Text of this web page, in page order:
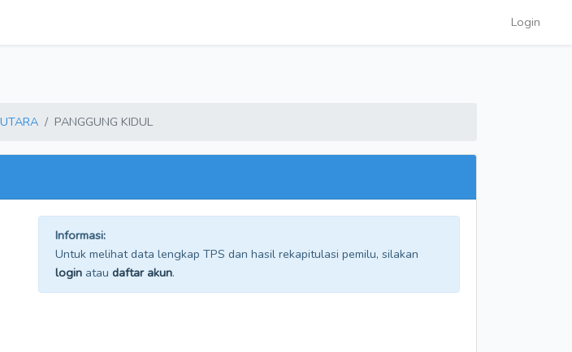
Login
PANGGUNG KIDUL
Informasi:
Untuk melihat data lengkap TPS dan hasil rekapitulasi pemilu, silakan
login atau daftar akun.